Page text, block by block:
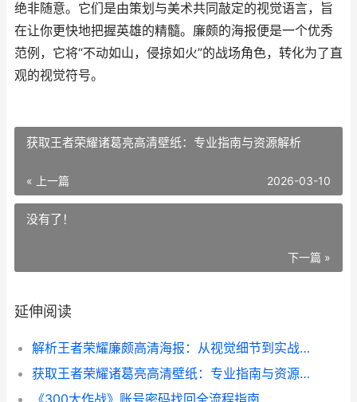
绝非随意。它们是由策划与美术共同敲定的视觉语言，旨
在让你更快地把握英雄的精髓。廉颇的海报便是一个优秀
范例，它将“不动如山，侵掠如火”的战场角色，转化为了直
观的视觉符号。
获取王者荣耀诸葛亮高清壁纸：专业指南与资源解析
« 上一篇 2026-03-10
没有了！
下一篇 »
延伸阅读
解析王者荣耀廉颇高清海报：从视觉细节到实战启示
获取王者荣耀诸葛亮高清壁纸：专业指南与资源解析
《300大作战》账号密码找回全流程指南